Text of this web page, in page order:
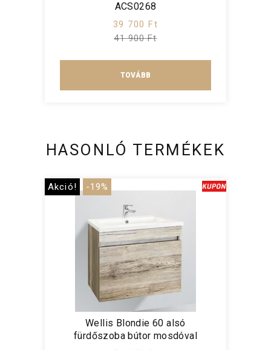
ACS0268
39 700 Ft
41 900 Ft
TOVÁBB
HASONLÓ TERMÉKEK
Akció! -19%
Wellis Blondie 60 alsó
fürdőszoba bútor mosdóval